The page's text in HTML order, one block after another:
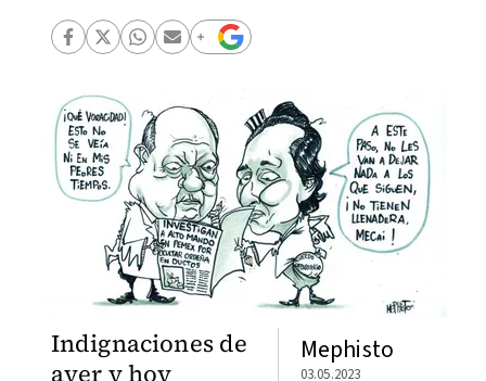
Indignaciones de
ayer y hoy
Mephisto
03.05.2023